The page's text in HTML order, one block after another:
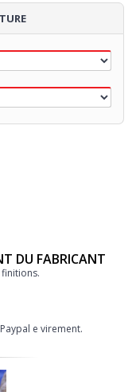
DU FABRICANT
e virement.